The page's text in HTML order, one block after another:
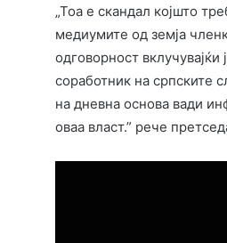
„Тоа е скандал којшто
медиумите од земја
одговорност
соработник на српските
на дневна основа вади
оваа власт.” рече